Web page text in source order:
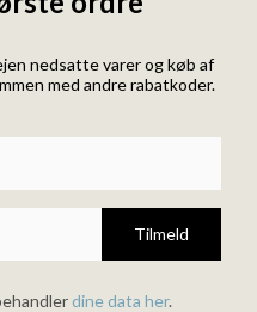
nedsatte varer og køb af
med andre rabatkoder.
Tilmeld
dine data her.